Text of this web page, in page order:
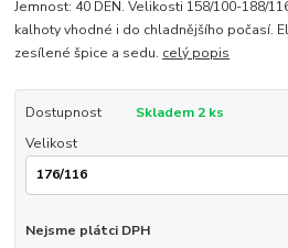
Jemnost: 40 DEN. Velikosti 158/100-188/
kalhoty vhodné i do chladnějšího počasí.
zesílené špice a sedu. celý popis
Dostupnost
Skladem 2 ks
Velikost
Nejsme plátci DPH